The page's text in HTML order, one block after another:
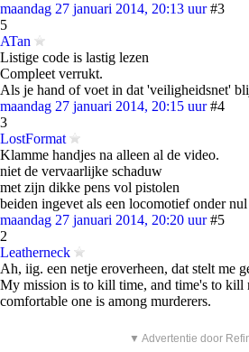
maandag 27 januari 2014, 20:13 uur #3
5
ATan
Listige code is lastig lezen
Compleet verrukt.
Als je hand of voet in dat 'veiligheidsnet'
maandag 27 januari 2014, 20:15 uur #4
3
LostFormat
Klamme handjes na alleen al de video.
niet de vervaarlijke schaduw
met zijn dikke pens vol pistolen
beiden ingevet als een locomotief onder nul
maandag 27 januari 2014, 20:20 uur #5
2
Leatherneck
Ah, iig. een netje eroverheen, dat stelt me
My mission is to kill time, and time's to kill
comfortable one is among murderers.
▼ Advertentie door